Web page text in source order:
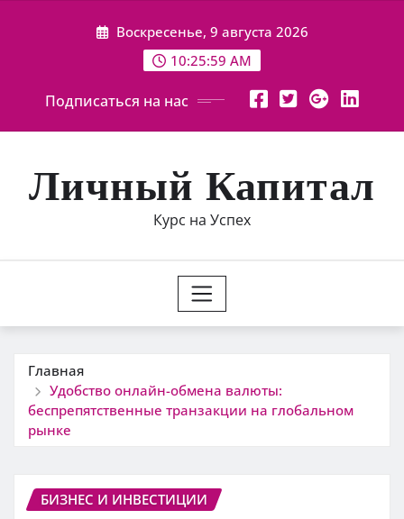
Воскресенье, 9 августа 2026
10:26:00 AM
Подписаться на нас
Личный Капитал
Курс на Успех
Главная
Удобство онлайн-обмена валюты:
беспрепятственные транзакции на глобальном
рынке
БИЗНЕС И ИНВЕСТИЦИИ